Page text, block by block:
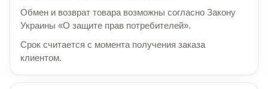
Обмен и возврат товара возможны согласно Закону
Украины «О защите прав потребителей».
Срок считается с момента получения заказа
клиентом.